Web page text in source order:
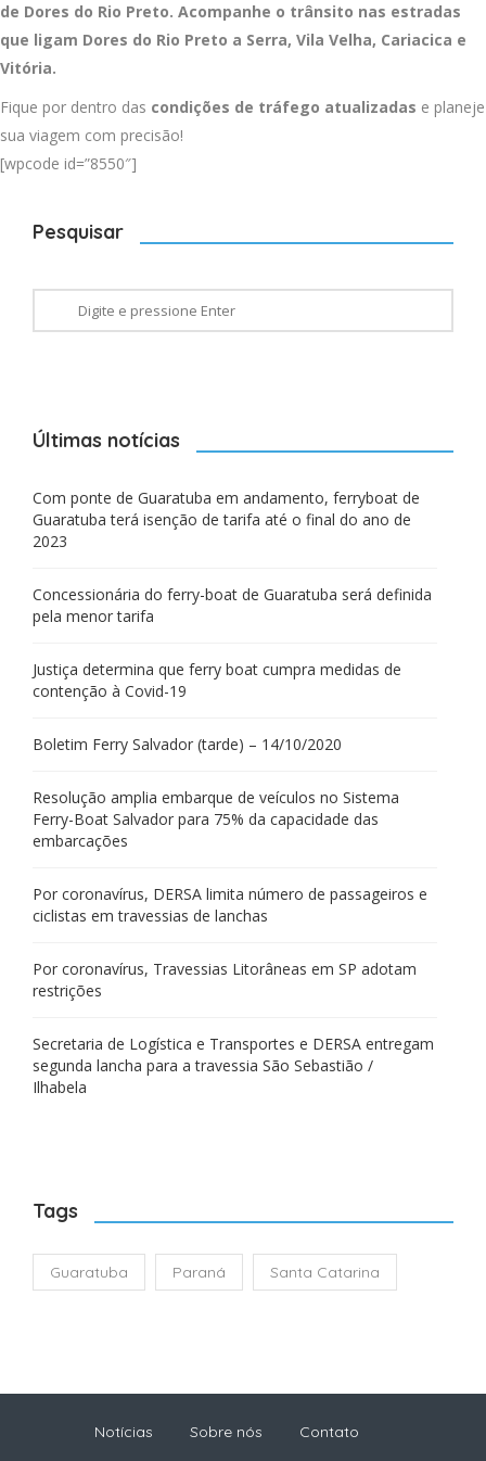
de Dores do Rio Preto. Acompanhe o trânsito nas estradas
que ligam Dores do Rio Preto a Serra, Vila Velha, Cariacica e
Vitória.
Fique por dentro das condições de tráfego atualizadas e planeje
sua viagem com precisão!
[wpcode id=”8550″]
Pesquisar
Últimas notícias
Com ponte de Guaratuba em andamento, ferryboat de
Guaratuba terá isenção de tarifa até o final do ano de
2023
Concessionária do ferry-boat de Guaratuba será definida
pela menor tarifa
Justiça determina que ferry boat cumpra medidas de
contenção à Covid-19
Boletim Ferry Salvador (tarde) – 14/10/2020
Resolução amplia embarque de veículos no Sistema
Ferry-Boat Salvador para 75% da capacidade das
embarcações
Por coronavírus, DERSA limita número de passageiros e
ciclistas em travessias de lanchas
Por coronavírus, Travessias Litorâneas em SP adotam
restrições
Secretaria de Logística e Transportes e DERSA entregam
segunda lancha para a travessia São Sebastião /
Ilhabela
Tags
Guaratuba Paraná Santa Catarina
Notícias Sobre nós Contato